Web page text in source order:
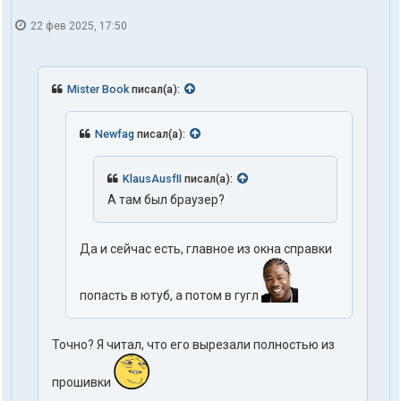
22 фев 2025, 17:50
Mister Book писал(а):
Newfag писал(а):
KlausAusfII писал(а):
А там был браузер?
Да и сейчас есть, главное из окна справки
попасть в ютуб, а потом в гугл
Точно? Я читал, что его вырезали полностью из
прошивки